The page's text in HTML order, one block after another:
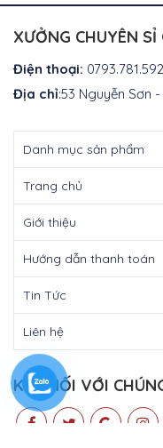
XƯỞNG CHUYÊN
Điện thoại: 0793.781.592
Địa chỉ:53 Nguyễn Sơn
Danh mục sản phẩm
Trang chủ
Giới thiệu
Hướng dẫn thanh toán
Tin Tức
Liên hệ
KẾT NỐI VỚI